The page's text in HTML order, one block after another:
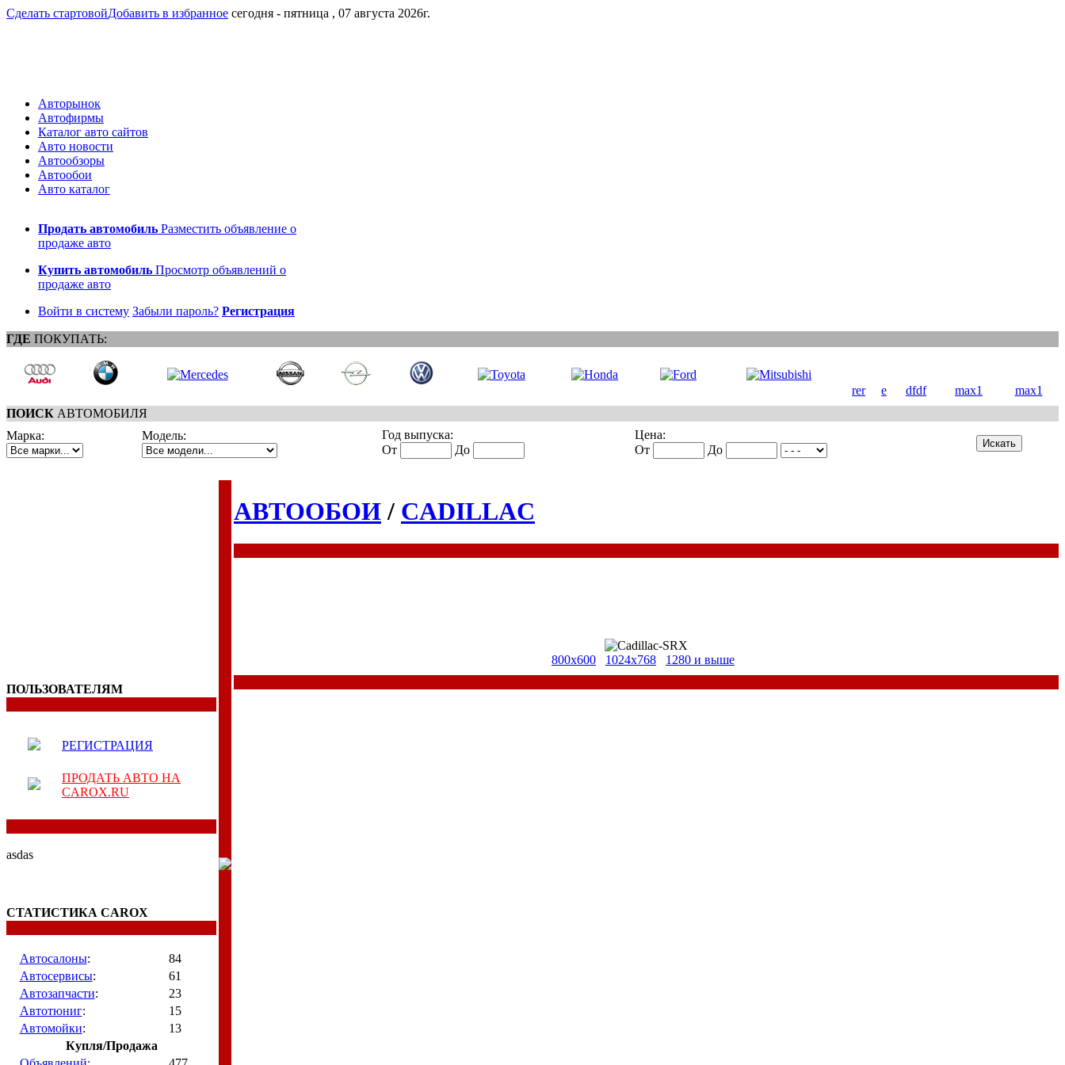
Сделать стартовойДобавить в избранное сегодня - пятница , 07 августа 2026г.
Авторынок
Автофирмы
Каталог авто сайтов
Авто новости
Автообзоры
Автообои
Авто каталог
Продать автомобиль Разместить объявление о
продаже авто
Купить автомобиль Просмотр объявлений о
продаже авто
Войти в систему Забыли пароль? Регистрация
ГДЕ ПОКУПАТЬ:
rer e dfdf max1
max1
ПОИСК АВТОМОБИЛЯ
Марка:
Модель:
Год выпуска:
От
До
Цена:
От
До
ПОЛЬЗОВАТЕЛЯМ
РЕГИСТРАЦИЯ
ПРОДАТЬ АВТО НА
CAROX.RU
asdas
СТАТИСТИКА CAROX
Автосалоны:
84
Автосервисы:
61
Автозапчасти:
23
Автотюниг:
15
Автомойки:
13
Купля/Продажа
АВТООБОИ/ CADILLAC
800x600 1024x768 1280 и выше